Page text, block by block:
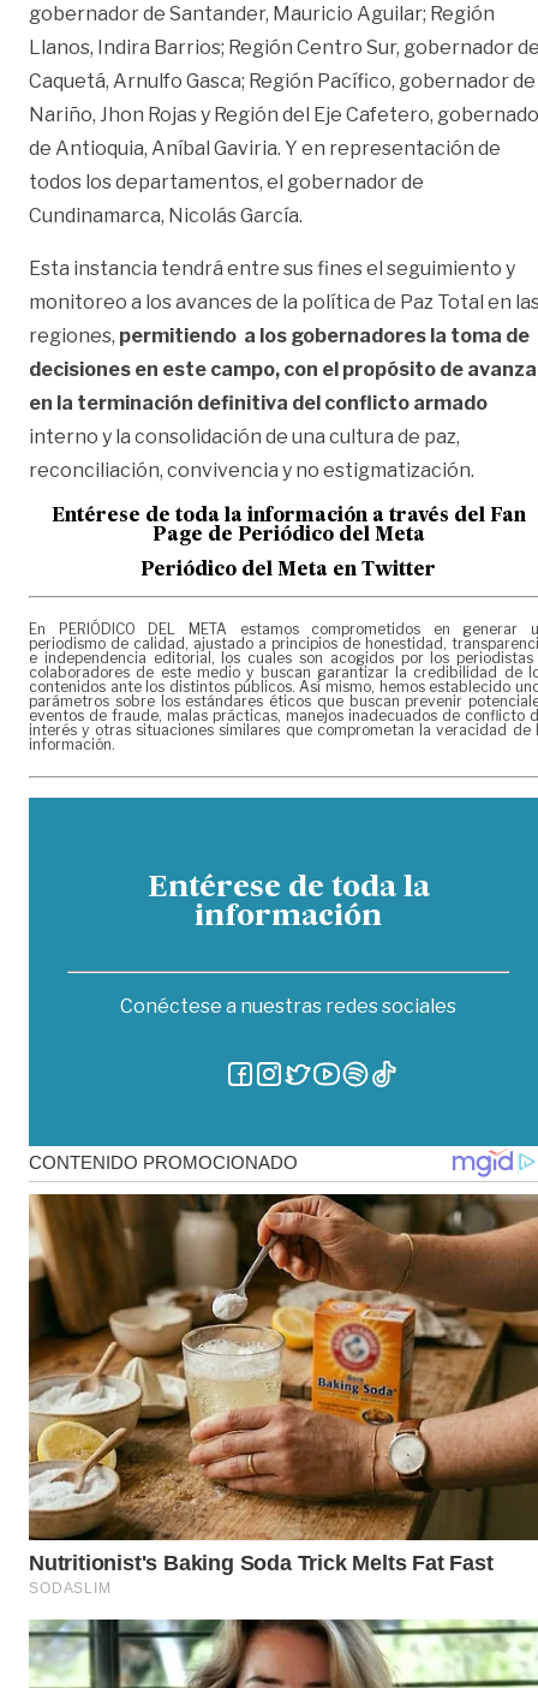
gobernador de Santander, Mauricio Aguilar; Región
Llanos, Indira Barrios; Región Centro Sur, gobernador
Caquetá, Arnulfo Gasca; Región Pacífico, gobernador de
Nariño, Jhon Rojas y Región del Eje Cafetero,
de Antioquia, Aníbal Gaviria. Y en representación de
todos los departamentos, el gobernador de
Cundinamarca, Nicolás García.
Esta instancia tendrá entre sus fines el seguimiento y
monitoreo a los avances de la política de Paz Total en
regiones, permitiendo a los gobernadores la toma de
decisiones en este campo, con el propósito de
en la terminación definitiva del conflicto armado
interno y la consolidación de una cultura de paz,
reconciliación, convivencia y no estigmatización.
Entérese de toda la información a través del Fan
Page de Periódico del Meta
Periódico del Meta en Twitter
En PERIÓDICO DEL META estamos comprometidos en generar
periodismo de calidad, ajustado a principios de honestidad,
e independencia editorial, los cuales son acogidos por los periodistas
colaboradores de este medio y buscan garantizar la credibilidad de
contenidos ante los distintos públicos. Así mismo, hemos establecido
parámetros sobre los estándares éticos que buscan prevenir
eventos de fraude, malas prácticas, manejos inadecuados de conflicto
interés y otras situaciones similares que comprometan la veracidad de
información.
Entérese de toda la
información
Conéctese a nuestras redes sociales